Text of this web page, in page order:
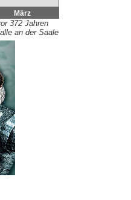
März
372 Jahren
an der Saale